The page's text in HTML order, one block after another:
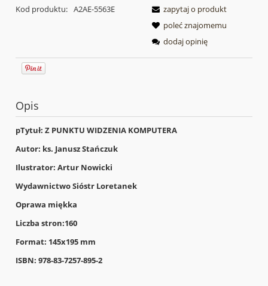
Kod produktu: A2AE-5563E
zapytaj o produkt
poleć znajomemu
dodaj opinię
Opis
pTytuł: Z PUNKTU WIDZENIA KOMPUTERA
Autor: ks. Janusz Stańczuk
Ilustrator: Artur Nowicki
Wydawnictwo Sióstr Loretanek
Oprawa miękka
Liczba stron:160
Format: 145x195 mm
ISBN: 978-83-7257-895-2